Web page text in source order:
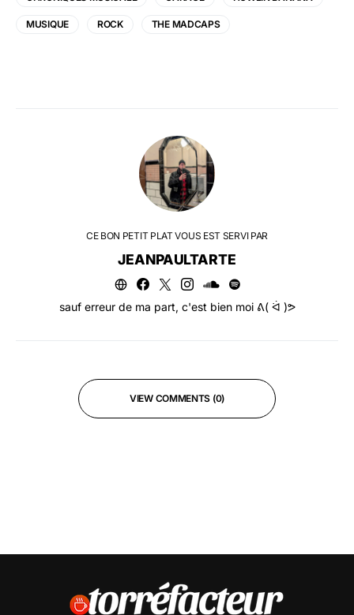
MUSIQUE ROCK THE MADCAPS
CE BON PETIT PLAT VOUS EST SERVI PAR
JEANPAULTARTE
sauf erreur de ma part, c'est bien moi ᕕ( ᐛ )ᕗ
VIEW COMMENTS (0)